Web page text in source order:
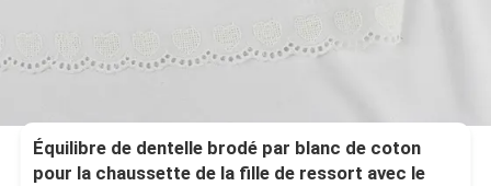
Équilibre de dentelle brodé par blanc de coton
pour la chaussette de la fille de ressort avec le